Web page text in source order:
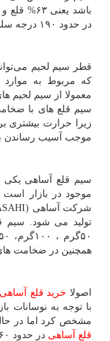
در حدود ۱۹۰ درجه سلسیوس خواهد بود.
قطر سیم لحیم
که مربوط به موارد
معمولا از سیم لحیم
سیم قلع های با
زیرا حرارت بیشتری
موجب آسیب رساندن
سیم قلع آساهی یکی
موجود در بازار
شرکت آساهی (
تولید می شود. سیم
همچنین در ضخامت های مختلف ۰٫۴ ، ۰٫۸ ، ۱
اصولا خرید قلع آساهی
با توجه به نوسانات
مشخص کرد اما در حال حاضر
قلع آساهی در حدود ۴۶۰ تا ۴۷۰ هزار تومان می باشد.